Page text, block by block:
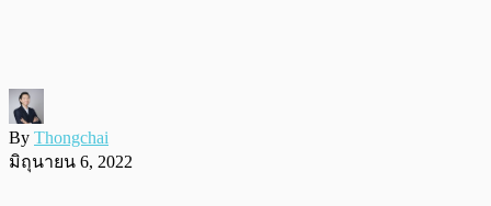
By Thongchai
มิถุนายน 6, 2022